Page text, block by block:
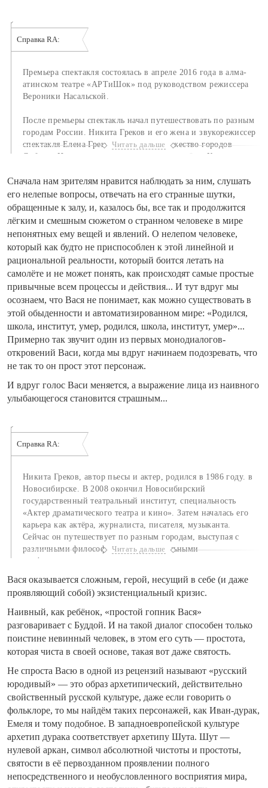
Премьера спектакля состоялась в апреле 2016 года в алма-
атинском театре «АРТиШок» под руководством режиссера
Вероники Насальской.
После премьеры спектакль начал путешествовать по разным
городам России. Никита Греков и его жена и звукорежиссер
спектакля Елена Грекова объехали множество городов
Сибири. Недавно спектакль успешно прошёл в Краснодаре,
Очень важную роль в постановке сыграли декорации
Владимира Кужеля, заслуженного художника, лауреата
Справка RA:
Читать дальше
Сначала нам зрителям нравится наблюдать за ним, слушать
его нелепые вопросы, отвечать на его странные шутки,
обращенные к залу, и, казалось бы, все так и продолжится
лёгким и смешным сюжетом о странном человеке в мире
непонятных ему вещей и явлений. О нелепом человеке,
который как будто не приспособлен к этой линейной и
рациональной реальности, который боится летать на
самолёте и не может понять, как происходят самые простые
привычные всем процессы и действия... И тут вдруг мы
осознаем, что Вася не понимает, как можно существовать в
этой обыденности и автоматизированном мире: «Родился,
школа, институт, умер, родился, школа, институт, умер»...
Примерно так звучит один из первых монодиалогов-
откровений Васи, когда мы вдруг начинаем подозревать, что
не так то он прост этот персонаж.
И вдруг голос Васи меняется, а выражение лица из наивного
улыбающегося становится страшным...
Никита Греков, автор пьесы и актер, родился в 1986 году. в
Новосибирске. В 2008 окончил Новосибирский
государственный театральный институт, специальность
«Актер драматического театра и кино». Затем началась его
карьера как актёра, журналиста, писателя, музыканта.
Сейчас он путешествует по разным городам, выступая с
различными философско-экзистенциальными
перформансами, вечерами и лекциями, в которых ставятся и
человеческого существования, жизни и творчестве.
Справка RA:
Читать дальше
Вася оказывается сложным, герой, несущий в себе (и даже
проявляющий собой) экзистенциальный кризис.
Наивный, как ребёнок, «простой гопник Вася»
разговаривает с Буддой. И на такой диалог способен только
поистине невинный человек, в этом его суть — простота,
которая чиста в своей основе, такая вот даже святость.
Не спроста Васю в одной из рецензий называют «русский
юродивый» — это образ архетипический, действительно
свойственный русской культуре, даже если говорить о
фольклоре, то мы найдём таких персонажей, как Иван-дурак,
Емеля и тому подобное. В западноевропейской культуре
архетип дурака соответствует архетипу Шута. Шут —
нулевой аркан, символ абсолютной чистоты и простоты,
святости в её первозданном проявлении полного
непосредственного и необусловленного восприятия мира,